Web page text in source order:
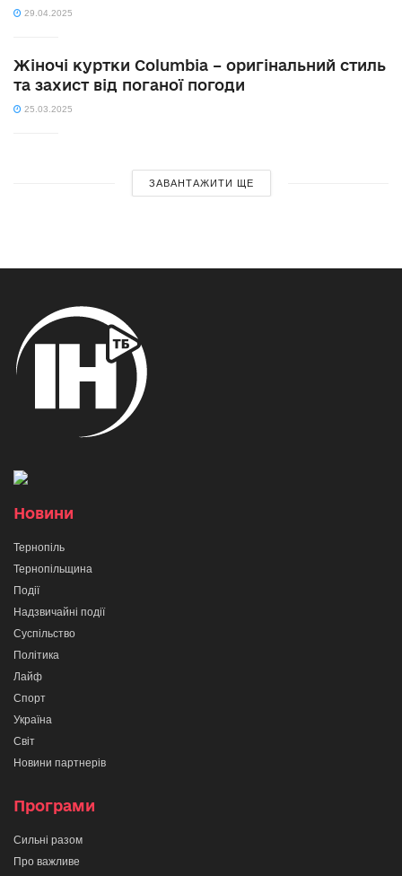
29.04.2025
Жіночі куртки Columbia – оригінальний стиль
та захист від поганої погоди
25.03.2025
ЗАВАНТАЖИТИ ЩЕ
Новини
Тернопіль
Тернопільщина
Події
Надзвичайні події
Суспільство
Політика
Лайф
Спорт
Україна
Світ
Новини партнерів
Програми
Сильні разом
Про важливе